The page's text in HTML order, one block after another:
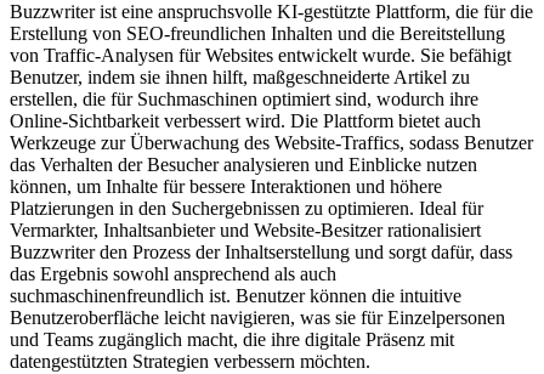
Buzzwriter ist eine anspruchsvolle KI-gestützte Plattform, die für die
Erstellung von SEO-freundlichen Inhalten und die Bereitstellung
von Traffic-Analysen für Websites entwickelt wurde. Sie befähigt
Benutzer, indem sie ihnen hilft, maßgeschneiderte Artikel zu
erstellen, die für Suchmaschinen optimiert sind, wodurch ihre
Online-Sichtbarkeit verbessert wird. Die Plattform bietet auch
Werkzeuge zur Überwachung des Website-Traffics, sodass Benutzer
das Verhalten der Besucher analysieren und Einblicke nutzen
können, um Inhalte für bessere Interaktionen und höhere
Platzierungen in den Suchergebnissen zu optimieren. Ideal für
Vermarkter, Inhaltsanbieter und Website-Besitzer rationalisiert
Buzzwriter den Prozess der Inhaltserstellung und sorgt dafür, dass
das Ergebnis sowohl ansprechend als auch
suchmaschinenfreundlich ist. Benutzer können die intuitive
Benutzeroberfläche leicht navigieren, was sie für Einzelpersonen
und Teams zugänglich macht, die ihre digitale Präsenz mit
datengestützten Strategien verbessern möchten.